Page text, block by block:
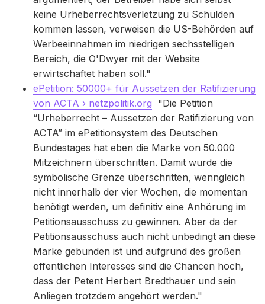
keine Urheberrechtsverletzung zu Schulden
kommen lassen, verweisen die US-Behörden auf
Werbeeinnahmen im niedrigen sechsstelligen
Bereich, die O'Dwyer mit der Website
erwirtschaftet haben soll."
ePetition: 50000+ für Aussetzen der Ratifizierung
von ACTA › netzpolitik.org "Die Petition
“Urheberrecht – Aussetzen der Ratifizierung von
ACTA” im ePetitionsystem des Deutschen
Bundestages hat eben die Marke von 50.000
Mitzeichnern überschritten. Damit wurde die
symbolische Grenze überschritten, wenngleich
nicht innerhalb der vier Wochen, die momentan
benötigt werden, um definitiv eine Anhörung im
Petitionsausschuss zu gewinnen. Aber da der
Petitionsausschuss auch nicht unbedingt an diese
Marke gebunden ist und aufgrund des großen
öffentlichen Interesses sind die Chancen hoch,
dass der Petent Herbert Bredthauer und sein
Anliegen trotzdem angehört werden."